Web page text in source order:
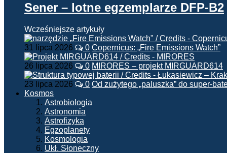
Sener – lotne egzemplarze DFP-B2
Wcześniejsze artykuły
31 lipca 2026 0 Copernicus: „Fire Emissions Watch”
26 lipca 2026 0 MIRORES – projekt MIRGUARD614
23 lipca 2026 0 Od zużytego „paluszka” do super-
Kosmos
Astrobiologia
Astronomia
Astrofizyka
Egzoplanety
Kosmologia
Ukł. Słoneczny